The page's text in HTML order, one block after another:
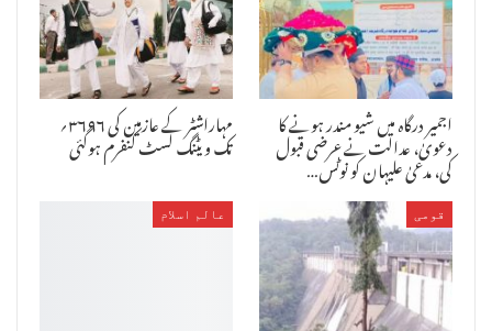
اجمیر درگاہ میں شیو مندر ہونے کا
دعویٰ، عدالت نے عرضی قبول
کی، مدعیٰ علیہان کو نوٹس…
مہاراشٹر کے عازمین کی ۳۶۹۶؍
تک ویٹنگ لسٹ کنفرم ہوگئی
قومی عالم اسلام